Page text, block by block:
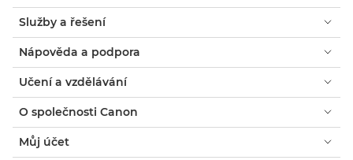
Služby a řešení
Nápověda a podpora
Učení a vzdělávání
O společnosti Canon
Můj účet